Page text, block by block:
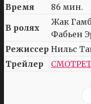
Время
86 мин.
В ролях
Жак
Фабьен
Режиссер Нильс
Трейлер